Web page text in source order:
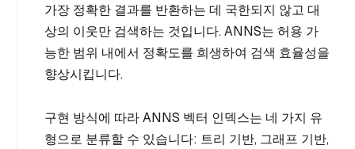
가장 정확한 결과를 반환하는 데 국한되지 않고 대
상의 이웃만 검색하는 것입니다. ANNS는 허용 가
능한 범위 내에서 정확도를 희생하여 검색 효율성을
향상시킵니다.
구현 방식에 따라 ANNS 벡터 인덱스는 네 가지 유
형으로 분류할 수 있습니다: 트리 기반, 그래프 기반,